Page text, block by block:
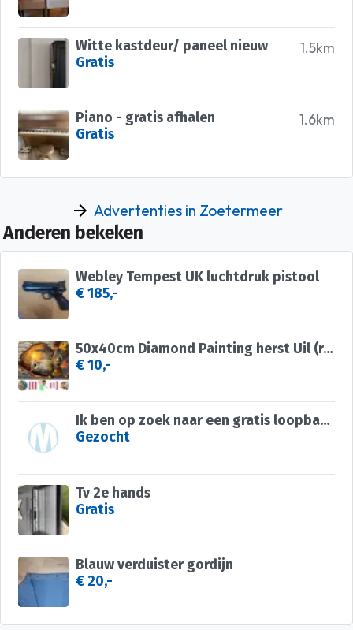
1.5km
Witte kastdeur/ paneel nieuw
Gratis
1.6km
Piano - gratis afhalen
Gratis
Advertenties in Zoetermeer
Anderen bekeken
Webley Tempest UK luchtdruk pistool
€ 185,-
50x40cm Diamond Painting herst Uil (rond) nr 83
€ 10,-
Ik ben op zoek naar een gratis loopband!
Gezocht
Tv 2e hands
Gratis
Blauw verduister gordijn
€ 20,-